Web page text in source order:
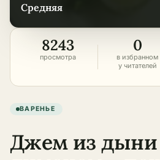
средняя
8243
просмотра
0
в избранном
у читателей
ВАРЕНЬЕ
Джем из дыни